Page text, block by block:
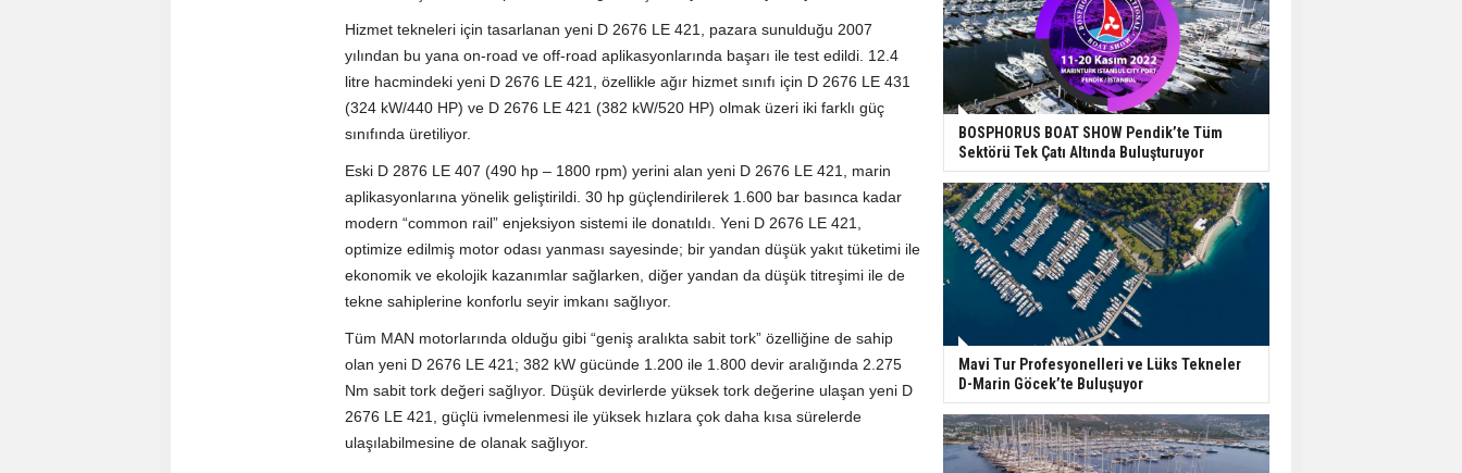
Hizmet tekneleri için tasarlanan yeni D 2676 LE 421, pazara sunulduğu 2007
yılından bu yana on-road ve off-road aplikasyonlarında başarı ile test edildi. 12.4
litre hacmindeki yeni D 2676 LE 421, özellikle ağır hizmet sınıfı için D 2676 LE 431
(324 kW/440 HP) ve D 2676 LE 421 (382 kW/520 HP) olmak üzeri iki farklı güç
sınıfında üretiliyor.
Eski D 2876 LE 407 (490 hp – 1800 rpm) yerini alan yeni D 2676 LE 421, marin
aplikasyonlarına yönelik geliştirildi. 30 hp güçlendirilerek 1.600 bar basınca kadar
modern “common rail” enjeksiyon sistemi ile donatıldı. Yeni D 2676 LE 421,
optimize edilmiş motor odası yanması sayesinde; bir yandan düşük yakıt tüketimi ile
ekonomik ve ekolojik kazanımlar sağlarken, diğer yandan da düşük titreşimi ile de
tekne sahiplerine konforlu seyir imkanı sağlıyor.
Tüm MAN motorlarında olduğu gibi “geniş aralıkta sabit tork” özelliğine de sahip
olan yeni D 2676 LE 421; 382 kW gücünde 1.200 ile 1.800 devir aralığında 2.275
Nm sabit tork değeri sağlıyor. Düşük devirlerde yüksek tork değerine ulaşan yeni D
2676 LE 421, güçlü ivmelenmesi ile yüksek hızlara çok daha kısa sürelerde
ulaşılabilmesine de olanak sağlıyor.
BOSPHORUS BOAT SHOW Pendik’te Tüm
Sektörü Tek Çatı Altında Buluşturuyor
Mavi Tur Profesyonelleri ve Lüks Tekneler
D-Marin Göcek’te Buluşuyor